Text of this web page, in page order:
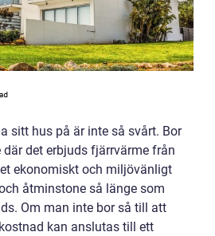
sitt hus på är inte så svårt. Bor
det erbjuds fjärrvärme från
ekonomiskt och miljövänligt
åtminstone så länge som
Om man inte bor så till att
kan anslutas till ett